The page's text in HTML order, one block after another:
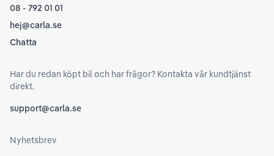
08 - 792 01 01
hej@carla.se
Chatta
Har du redan köpt bil och har frågor? Kontakta vår kundtjänst
direkt.
support@carla.se
Nyhetsbrev